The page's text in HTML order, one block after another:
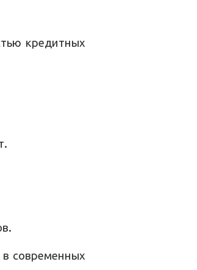
кредитных
в современных